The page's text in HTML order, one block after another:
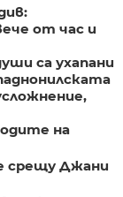
от час и
са ухапани
на
срещу Джани